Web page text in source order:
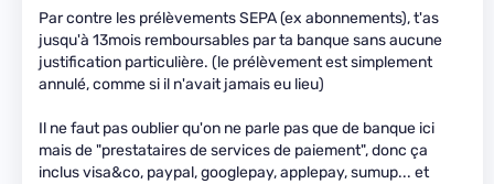
Par contre les prélèvements SEPA (ex abonnements), t'as
jusqu'à 13mois remboursables par ta banque sans aucune
justification particulière. (le prélèvement est simplement
annulé, comme si il n'avait jamais eu lieu)
Il ne faut pas oublier qu'on ne parle pas que de banque ici
mais de "prestataires de services de paiement", donc ça
inclus visa&co, paypal, googlepay, applepay, sumup... et